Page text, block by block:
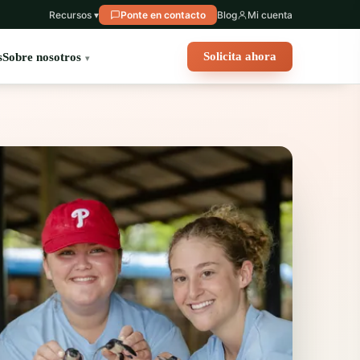
Recursos ▾ Ponte en contacto Blog Mi cuenta
Sobre nosotros Solicita ahora